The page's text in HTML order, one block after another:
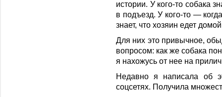
истории. У кого-то собака
в подъезд. У кого-то —
знает, что хозяин едет
Для них это привычное,
вопросом: как же собака
я нахожусь от нее на
Недавно я написала об
соцсетях. Получила